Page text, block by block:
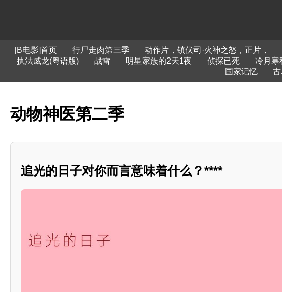
[B电影]首页 行尸走肉第三季 动作片，镇伏司·火神之怒，正片，
执法威龙(粤语版)
战雷 明星家族的2天1夜 侦探已死 冷月寒
国家记忆
动物神医第二季
追光的日子对你而言意味着什么？****